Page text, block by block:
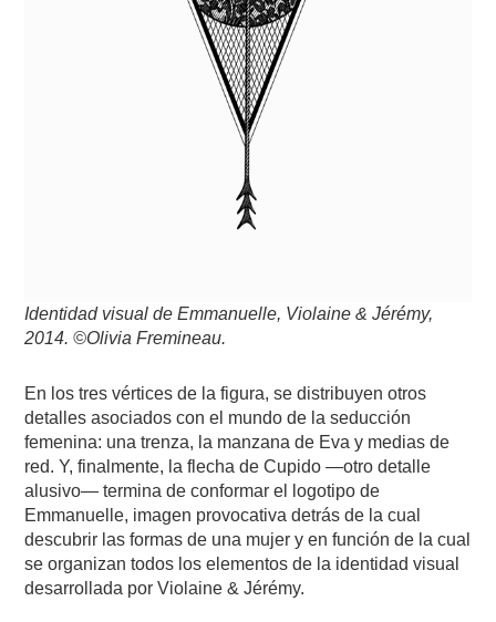
Identidad visual de Emmanuelle, Violaine & Jérémy,
2014. ©Olivia Fremineau.
En los tres vértices de la figura, se distribuyen otros
detalles asociados con el mundo de la seducción
femenina: una trenza, la manzana de Eva y medias de
red. Y, finalmente, la flecha de Cupido —otro detalle
alusivo— termina de conformar el logotipo de
Emmanuelle, imagen provocativa detrás de la cual
descubrir las formas de una mujer y en función de la cual
se organizan todos los elementos de la identidad visual
desarrollada por Violaine & Jérémy.